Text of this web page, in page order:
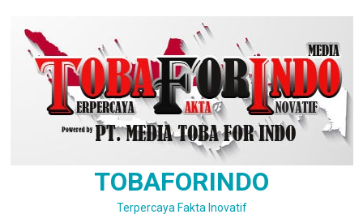
content
TOBAFORINDO
Terpercaya Fakta Inovatif